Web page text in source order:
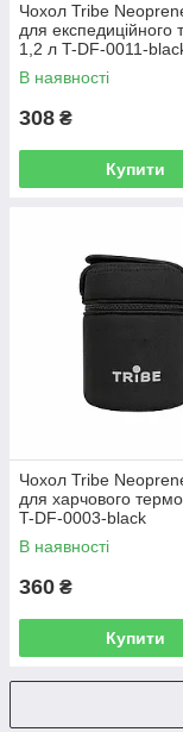
Чохол Tribe
для експедиційного
1,2 л T-DF-0011-
В наявності
308 ₴
Купити
Чохол Tribe
для харчового
T-DF-0003-black
В наявності
360 ₴
Купити